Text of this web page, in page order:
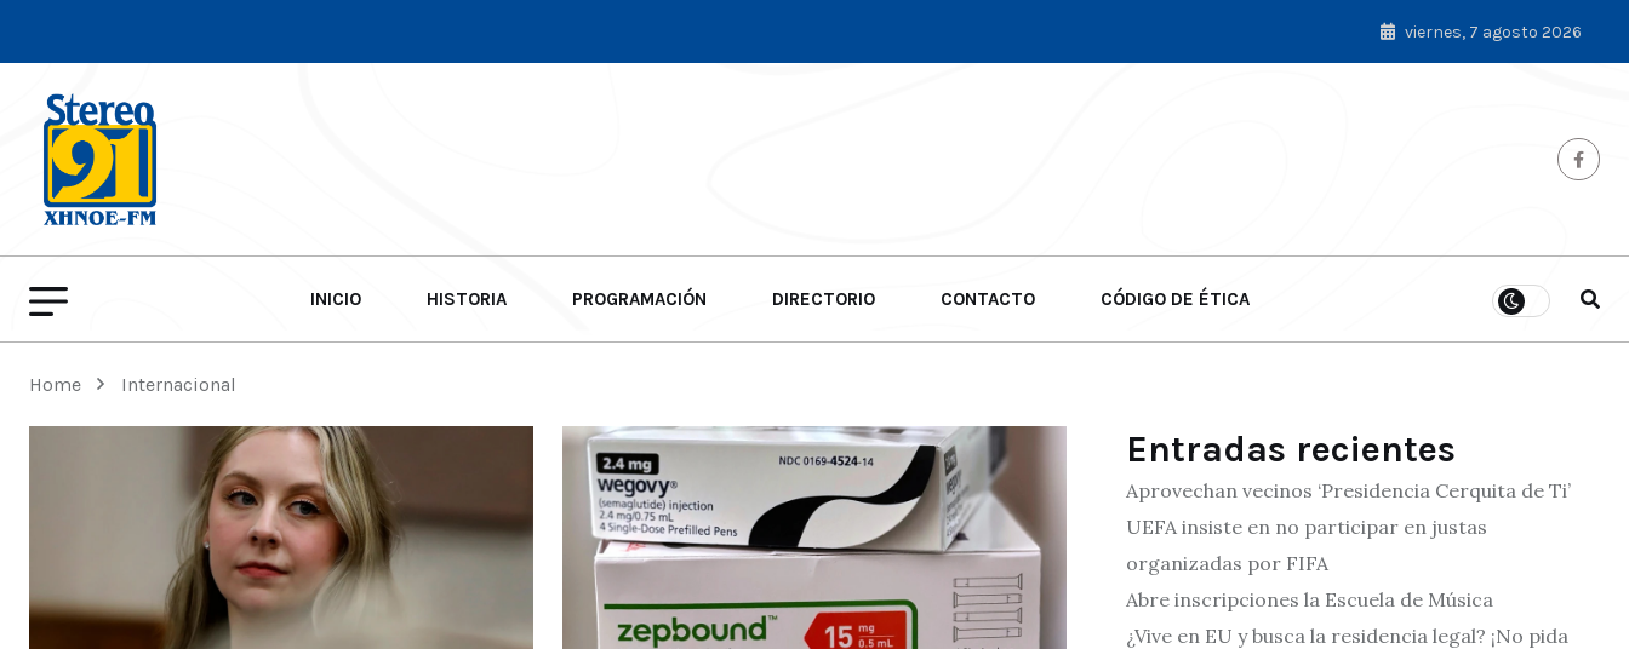
viernes, 7 agosto 2026
INICIO HISTORIA PROGRAMACIÓN DIRECTORIO CONTACTO CÓDIGO DE ÉTICA
Home Internacional
Entradas recientes
Aprovechan vecinos ‘Presidencia Cerquita de Ti’
UEFA insiste en no participar en justas
organizadas por FIFA
Abre inscripciones la Escuela de Música
¿Vive en EU y busca la residencia legal? ¡No pida